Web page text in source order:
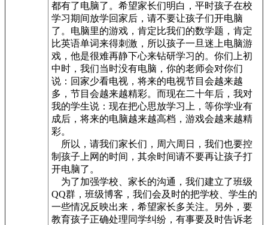
都有了电脑了。希望家长们明白，平时孩子在校
学习期间放学回家后，请不要让孩子们开电脑
了。电脑里的游戏，肯定比我们的数学题，肯定
比英语单词来得刺激，所以孩子一旦迷上电脑游
戏，他是很难再静下心来钻研学习的。你们上初
中时，我们当时没有电脑，你的老师会对你们
说：回家少看电视，将来的电视节目会越来越
多，节目会越来越精彩。而现在二十年后，我对
我的学生说：现在把心思放学习上，等你学业有
成后，将来的电脑越来越高档，游戏会越来越精
彩。
所以，请我们家长们，周六周日，我们也要控
制孩子上网的时间，其余时间请不要再让孩子打
开电脑了。
为了加强学校、家长的沟通，我们建立了班级
QQ群，班级博客，我们会及时的把学校、学生的
一些情况反映出来，希望家长多关注。另外，要
教育孩子正确处理同学纠纷，有事要及时告诉老